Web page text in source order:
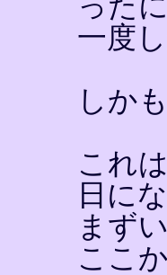
一度
しか
これ
日に
まずい
ここ